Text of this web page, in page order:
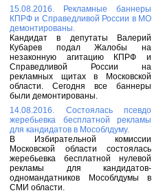
15.08.2016. Рекламные баннеры
КПРФ и Справедливой России в МО
демонтированы.
Кандидат в депутаты Валерий
Кубарев подал Жалобы на
незаконную агитацию КПРФ и
Справедливой России на
рекламных щитах в Московской
области. Сегодня все баннеры
были демонтированы.
14.08.2016. Состоялась псевдо
жеребьевка бесплатной рекламы
для кандидатов в Мособлдуму.
В Избирательной комиссии
Московской области состоялась
жеребьевка бесплатной нулевой
рекламы для кандидатов-
одномандатников Мособлдумы в
СМИ области.